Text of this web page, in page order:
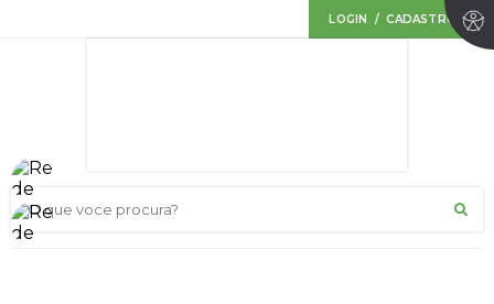
LOGIN / CADASTRO
O que voce procura?